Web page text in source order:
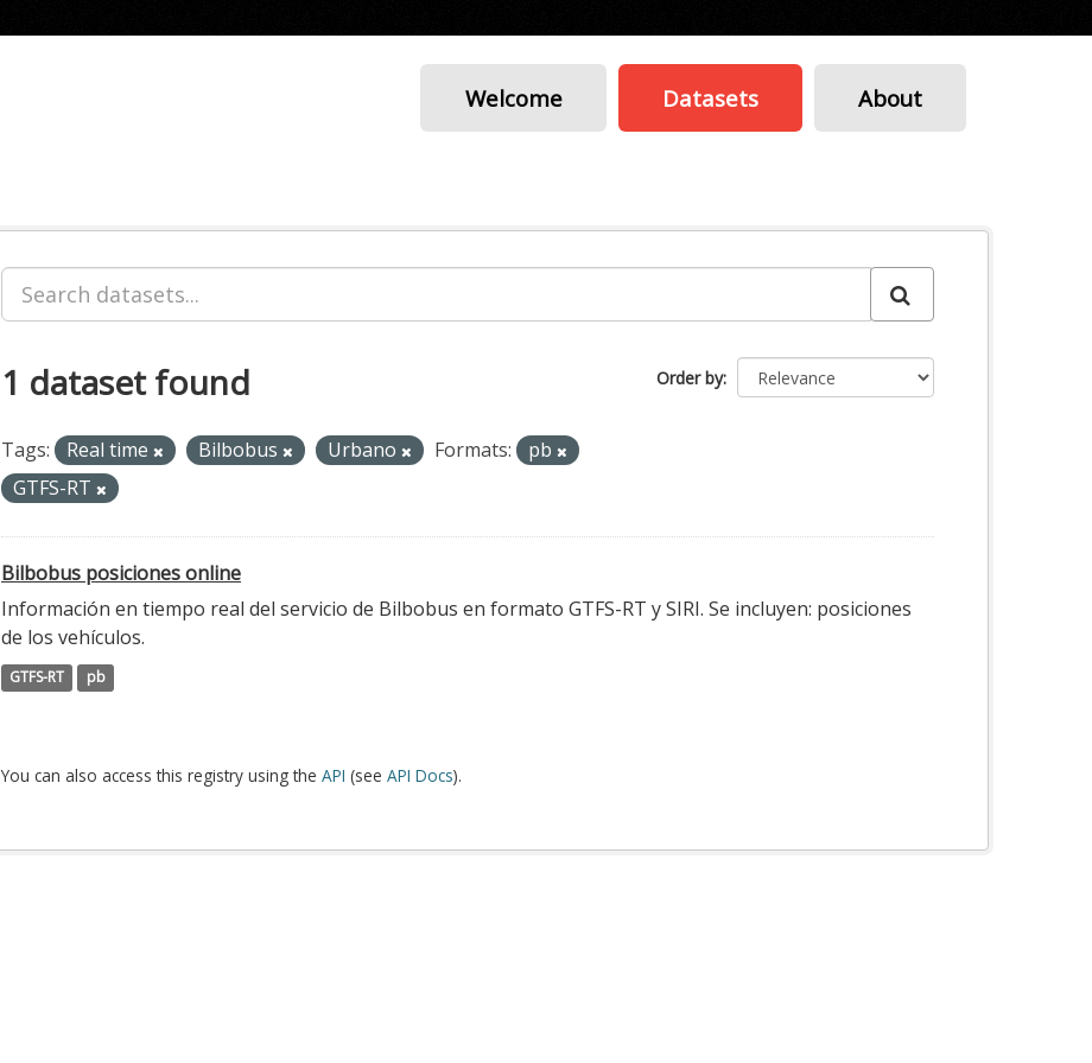
Welcome Datasets About
Order by
1 dataset found
Tags: Real time Bilbobus Urbano Formats:
pb
GTFS-RT
Bilbobus posiciones online
Información en tiempo real del servicio de Bilbobus en formato GTFS-RT y SIRI. Se incluyen: posiciones
de los vehículos.
GTFS-RT pb
You can also access this registry using the API (see API Docs).